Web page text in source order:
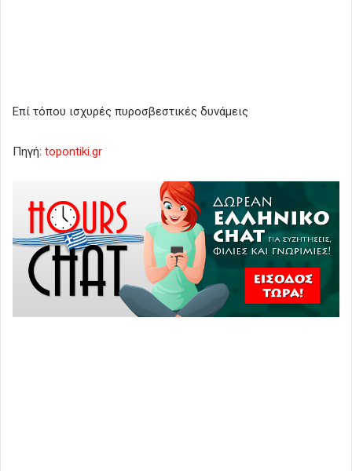
Επί τόπου ισχυρές πυροσβεστικές δυνάμεις
Πηγή: topontiki.gr